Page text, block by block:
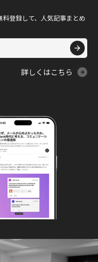
登録して、人気記事まとめ
詳しくはこちら